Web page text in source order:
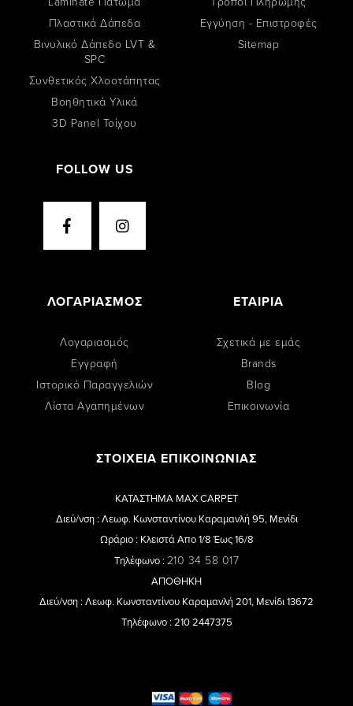
Πλαστικά Δάπεδα
Βινυλικό Δάπεδο LVT &
SPC
Συνθετικός Χλοοτάπητας
Βοηθητικά Υλικά
3D Panel Τοίχου
FOLLOW US
Εγγύηση - Επιστροφές
Sitemap
ΛΟΓΑΡΙΑΣΜΟΣ
Λογαριασμός
Εγγραφή
Ιστορικό Παραγγελιών
Λίστα Αγαπημένων
ΕΤΑΙΡΙΑ
Σχετικά με εμάς
Brands
Blog
Επικοινωνία
ΣΤΟΙΧΕΙΑ ΕΠΙΚΟΙΝΩΝΙΑΣ
ΚΑΤΑΣΤΗΜΑ MAX CARPET
Διεύ/νση : Λεωφ. Κωνσταντίνου Καραμανλή 95, Μενίδι
Ωράριο : Κλειστά Απο 1/8 Έως 16/8
Τηλέφωνο : 210 34 58 017
ΑΠΟΘΗΚΗ
Διεύ/νση : Λεωφ. Κωνσταντίνου Καραμανλή 201, Μενίδι 13672
Τηλέφωνο : 210 2447375